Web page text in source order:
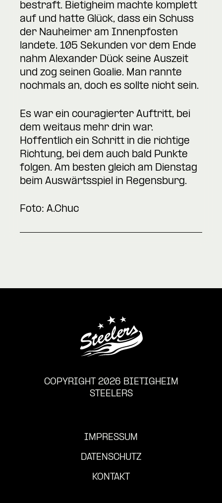
bestraft. Bietigheim machte komplett
auf und hatte Glück, dass ein Schuss
der Nauheimer am Innenpfosten
landete. 105 Sekunden vor dem Ende
nahm Alexander Dück seine Auszeit
und zog seinen Goalie. Man rannte
nochmals an, doch es sollte nicht sein.
Es war ein couragierter Auftritt, bei
dem weitaus mehr drin war.
Hoffentlich ein Schritt in die richtige
Richtung, bei dem auch bald Punkte
folgen. Am besten gleich am Dienstag
beim Auswärtsspiel in Regensburg.
Foto: A.Chuc
COPYRIGHT 2026 BIETIGHEIM
STEELERS
IMPRESSUM
DATENSCHUTZ
KONTAKT